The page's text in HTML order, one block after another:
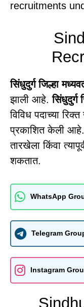
recruitments
सिंधुदुर्ग जिल्हा
झाली आहे.सिंधुदुर्ग
विविध पदाच्या
प्रकाशित केली
तारखेला किंवा
शकतात.
WhatsApp
Telegram
Instagram